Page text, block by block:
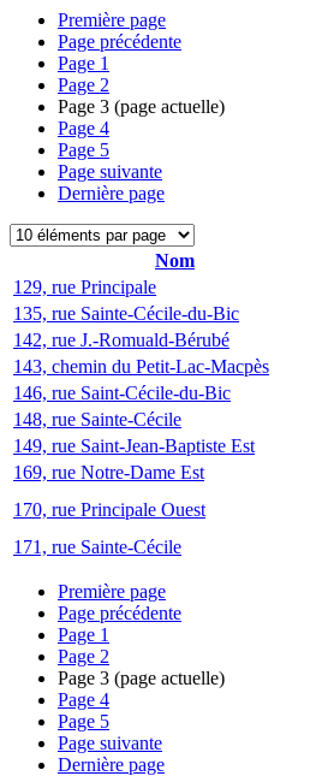
Première page
Page précédente
Page 1
Page 2
Page 3 (page actuelle)
Page 4
Page 5
Page suivante
Dernière page
Nom
129, rue Principale
135, rue Sainte-Cécile-du-Bic
142, rue J.-Romuald-Bérubé
143, chemin du Petit-Lac-Macpès
146, rue Saint-Cécile-du-Bic
148, rue Sainte-Cécile
149, rue Saint-Jean-Baptiste Est
169, rue Notre-Dame Est
170, rue Principale Ouest
171, rue Sainte-Cécile
Première page
Page précédente
Page 1
Page 2
Page 3 (page actuelle)
Page 4
Page 5
Page suivante
Dernière page